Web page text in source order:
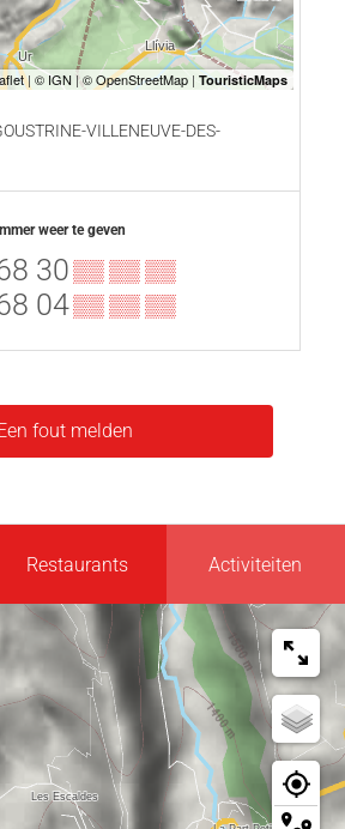
VILLENEUVE-DES-
weer te geven
30▒▒ ▒▒ ▒▒
04▒▒ ▒▒ ▒▒
fout melden
Restaurants Activiteiten